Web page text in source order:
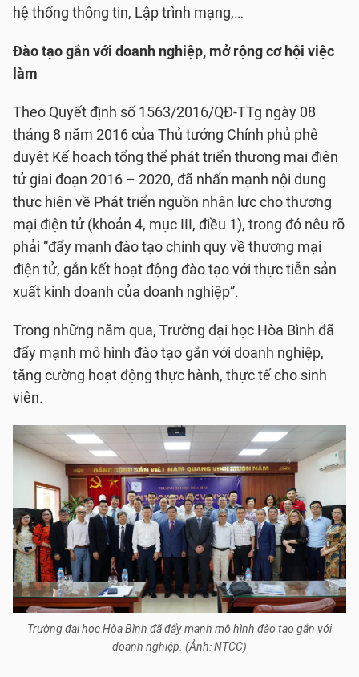
hệ thống thông tin, Lập trình mạng,…
Đào tạo gắn với doanh nghiệp, mở rộng cơ hội việc
làm
Theo Quyết định số 1563/2016/QĐ-TTg ngày 08
tháng 8 năm 2016 của Thủ tướng Chính phủ phê
duyệt Kế hoạch tổng thể phát triển thương mại điện
tử giai đoạn 2016 – 2020, đã nhấn mạnh nội dung
thực hiện về Phát triển nguồn nhân lực cho thương
mại điện tử (khoản 4, mục III, điều 1), trong đó nêu rõ
phải “đẩy mạnh đào tạo chính quy về thương mại
điện tử, gắn kết hoạt động đào tạo với thực tiễn sản
xuất kinh doanh của doanh nghiệp”.
Trong những năm qua, Trường đại học Hòa Bình đã
đẩy mạnh mô hình đào tạo gắn với doanh nghiệp,
tăng cường hoạt động thực hành, thực tế cho sinh
viên.
Trường đại học Hòa Bình đã đẩy mạnh mô hình đào tạo gắn với
doanh nghiệp. (Ảnh: NTCC)